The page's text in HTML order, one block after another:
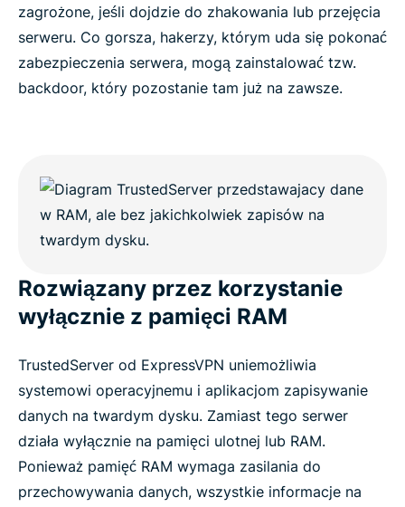
zagrożone, jeśli dojdzie do zhakowania lub przejęcia
serweru. Co gorsza, hakerzy, którym uda się pokonać
zabezpieczenia serwera, mogą zainstalować tzw.
backdoor, który pozostanie tam już na zawsze.
Rozwiązany przez korzystanie
wyłącznie z pamięci RAM
TrustedServer od ExpressVPN uniemożliwia
systemowi operacyjnemu i aplikacjom zapisywanie
danych na twardym dysku. Zamiast tego serwer
działa wyłącznie na pamięci ulotnej lub RAM.
Ponieważ pamięć RAM wymaga zasilania do
przechowywania danych, wszystkie informacje na